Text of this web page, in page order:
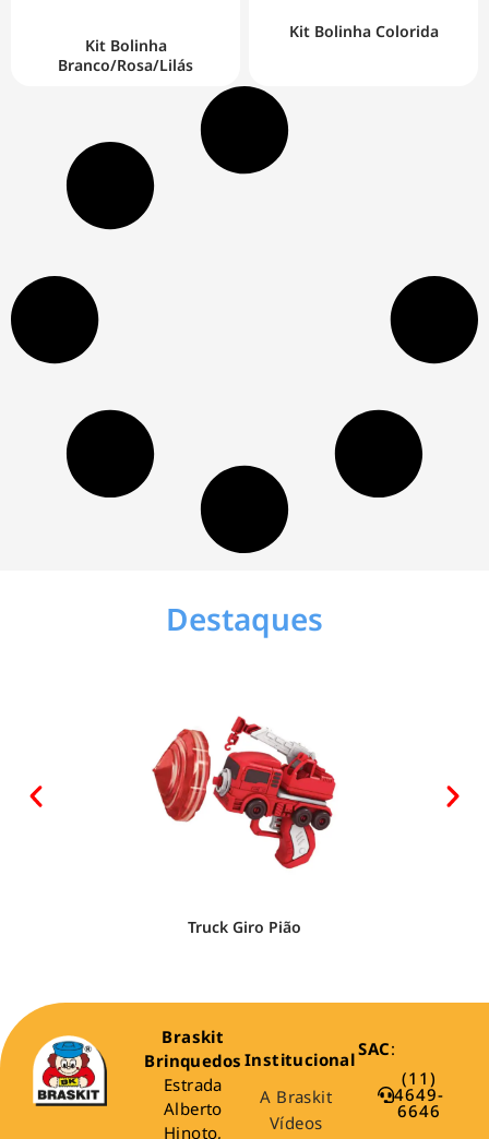
Kit Bolinha
Branco/Rosa/Lilás
Kit Bolinha Colorida
Destaques
Truck Giro Pião
Braskit
Brinquedos
Estrada
Alberto
Hinoto,
Institucional
A Braskit
Vídeos
SAC:
(11)
4649-
6646